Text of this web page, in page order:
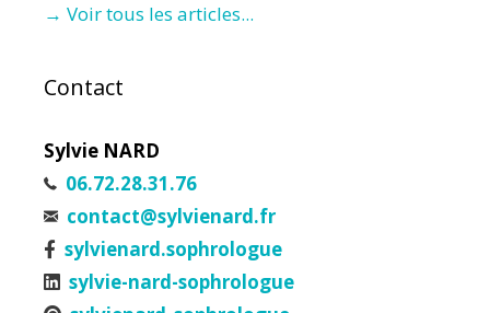
→ Voir tous les articles...
Contact
Sylvie NARD
06.72.28.31.76
contact@sylvienard.fr
sylvienard.sophrologue
sylvie-nard-sophrologue